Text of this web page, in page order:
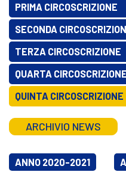
PRIMA CIRCOSCRIZIONE
SECONDA
TERZA CIRCOSCRIZIONE
QUARTA CIRCOSCRIZIONE
QUINTA CIRCOSCRIZIONE
ARCHIVIO NEWS
ANNO 2020-2021